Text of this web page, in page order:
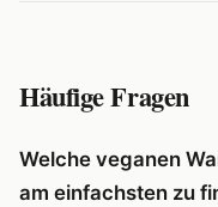
Häufige Fragen
Welche veganen
am einfachsten zu